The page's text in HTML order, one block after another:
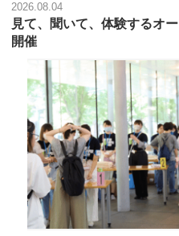
2026.08.04
見て、聞いて、体験するオ
開催